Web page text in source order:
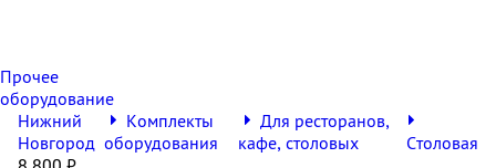
Прочее
оборудование
Нижний
Новгород
Комплекты
оборудования
Для ресторанов,
кафе, столовых
Столовая